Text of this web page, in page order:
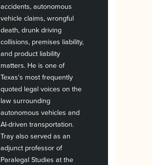
accidents, autonomous
vehicle claims, wrongful
death, drunk driving
collisions, premises liability,
and product liability
matters. He is one of
Texas's most frequently
quoted legal voices on the
law surrounding
autonomous vehicles and
AI-driven transportation.
Tray also served as an
adjunct professor of
Paralegal Studies at the